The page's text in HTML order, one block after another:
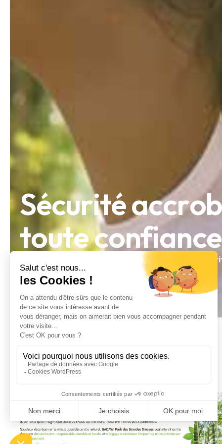
Sécuritéaccrob
touteconfiance
sécurité est notre
l’aventure en toute sérénité, quel que soit votre niveau.